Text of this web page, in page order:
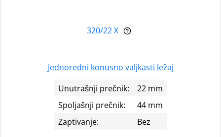
320/22 X
Jednoredni konusno valjkasti ležaj
Unutrašnji prečnik:
22 mm
Spoljašnji prečnik:
44 mm
Zaptivanje:
Bez